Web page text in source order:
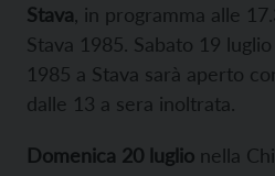
Stava , in programma alle
Stava 1985. Sabato 19
1985 a Stava sarà aperto
dalle 13 a sera inoltrata.
Domenica 20 luglio nella